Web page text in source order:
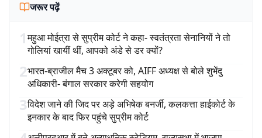
जरूर पढ़ें
1महुआ मोईत्रा से सुप्रीम कोर्ट ने कहा- स्वतंत्रता सेनानियों ने तो
गोलियां खायीं थीं, आपको अंडे से डर क्यों?
2भारत-ब्राजील मैच 3 अक्टूबर को, AIFF अध्यक्ष से बोले शुभेंदु
अधिकारी- बंगाल सरकार करेगी सहयोग
3विदेश जाने की जिद पर अड़े अभिषेक बनर्जी, कलकत्ता हाईकोर्ट के
इनकार के बाद फिर पहुंचे सुप्रीम कोर्ट